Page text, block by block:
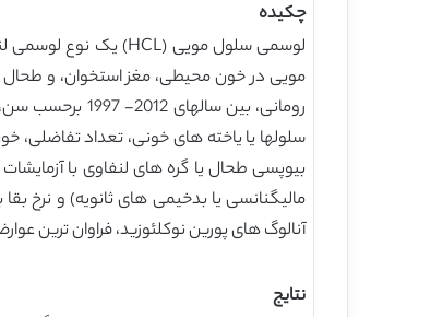
چکیده
سلولها یا یاخته های خونی، تعداد تفاضلی،
بیوپسی طحال یا گره های لنفاوی با
مالیگنانسی یا بدخیمی های ثانویه) و نرخ
آنالوگ های پورین نوکلئوزید، فراوان ترین
نتایج